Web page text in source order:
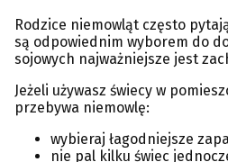
Rodzice niemowląt często
są odpowiednim wyborem do
sojowych najważniejsze jest
Jeżeli używasz świecy w
przebywa niemowlę:
wybieraj łagodniejsze
nie pal kilku świec